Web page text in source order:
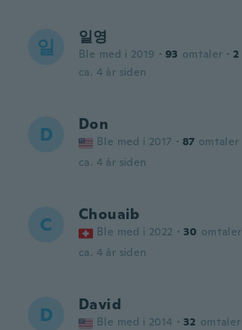
일 일영
Ble med i 2019 · 93 omtaler · 2
ca. 4 år siden
D Don
Ble med i 2017 · 87 omtaler
ca. 4 år siden
C Chouaib
Ble med i 2022 · 30 omtaler
ca. 4 år siden
D David
Ble med i 2014 · 32 omtaler